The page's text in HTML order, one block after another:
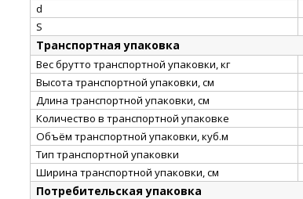
d
S
Транспортная упаковка
Вес брутто транспортной упаковки, кг
Высота транспортной упаковки, см
Длина транспортной упаковки, см
Количество в транспортной упаковке
Объём транспортной упаковки, куб.м
Тип транспортной упаковки
Ширина транспортной упаковки, см
Потребительская упаковка